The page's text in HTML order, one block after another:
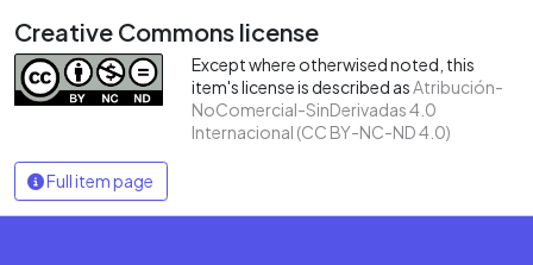
Creative Commons license
Except where otherwised noted, this
item's license is described asAtribución-
NoComercial-SinDerivadas 4.0
Internacional (CC BY-NC-ND 4.0)
Full item page